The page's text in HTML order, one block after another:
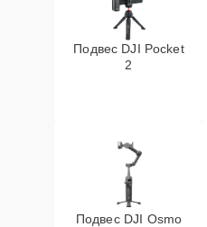
Подвес DJI Pocket
2
Подвес DJI Osmo